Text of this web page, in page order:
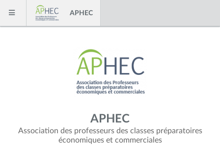
Skip to content
Menu
APHEC
APHEC
Association des professeurs des classes préparatoires
économiques et commerciales